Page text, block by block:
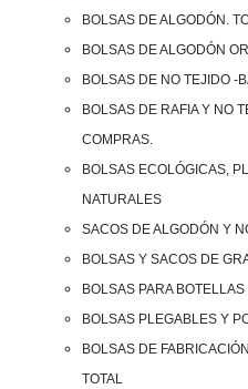
BOLSAS DE ALGODÓN.
BOLSAS DE ALGODÓN
BOLSAS DE NO TEJIDO -
BOLSAS DE RAFIA Y NO
COMPRAS.
BOLSAS ECOLÓGICAS,
NATURALES
SACOS DE ALGODÓN Y
BOLSAS Y SACOS DE
BOLSAS PARA BOTELLAS
BOLSAS PLEGABLES Y
BOLSAS DE
TOTAL